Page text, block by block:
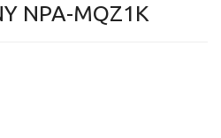
NPA-MQZ1K